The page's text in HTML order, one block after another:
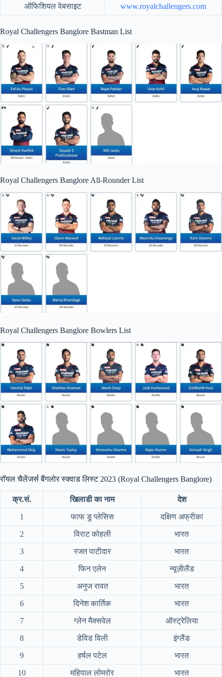
ऑफिशियल वेबसाइट www.royalchallengers.com
Royal Challengers Banglore Bastman List
Royal Challengers Banglore All-Rounder List
Royal Challengers Banglore Bowlers List
रॉयल चैलेंजर्स बैंगलोर स्क्वाड लिस्ट 2023 (Royal Challengers Banglore)
क्र.सं. खिलाडी का नाम देश
1 फाफ डु प्लेसिस दक्षिण अफ्रीका
2 विराट कोहली भारत
3 रजत पाटीदार भारत
4 फिन एलेन न्यूज़ीलैंड
5 अनुज रावत भारत
6 दिनेश कार्तिक भारत
7 ग्लेन मैक्सवेल ऑस्ट्रेलिया
8 डेविड विली इंग्लैंड
9 हर्षल पटेल भारत
10 महिपाल लोमरोर भारत